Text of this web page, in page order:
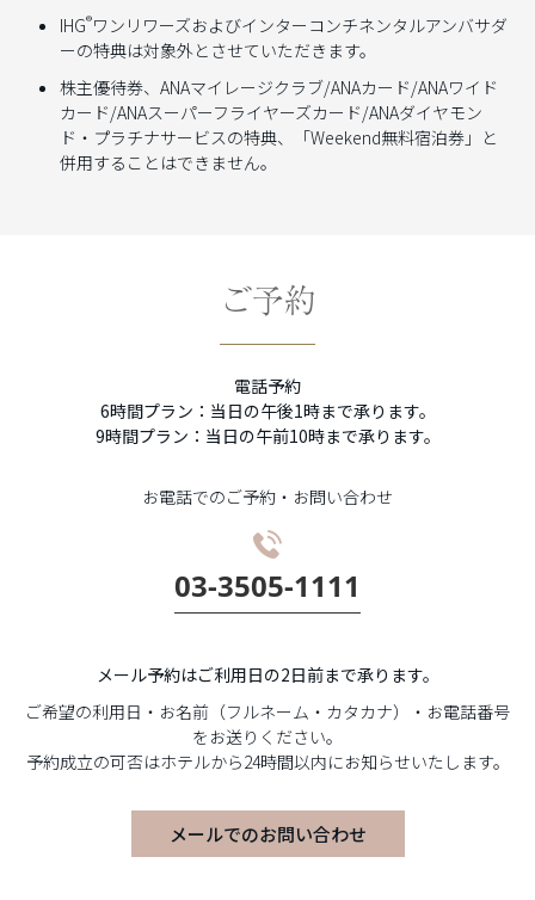
IHG®ワンリワーズおよびインターコンチネンタルアンバサダ
ーの特典は対象外とさせていただきます。
株主優待券、ANAマイレージクラブ/ANAカード/ANAワイド
カード/ANAスーパーフライヤーズカード/ANAダイヤモン
ド・プラチナサービスの特典、「Weekend無料宿泊券」と
併用することはできません。
ご予約
電話予約
6時間プラン：当日の午後1時まで承ります。
9時間プラン：当日の午前10時まで承ります。
お電話でのご予約・お問い合わせ
03-3505-1111
メール予約はご利用日の2日前まで承ります。
ご希望の利用日・お名前（フルネーム・カタカナ）・お電話番号
をお送りください。
予約成立の可否はホテルから24時間以内にお知らせいたします。
メールでのお問い合わせ